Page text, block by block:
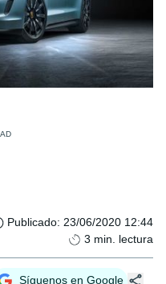
Publicado: 23/06/2020 12:44
3 min. lectura
Síguenos en Google